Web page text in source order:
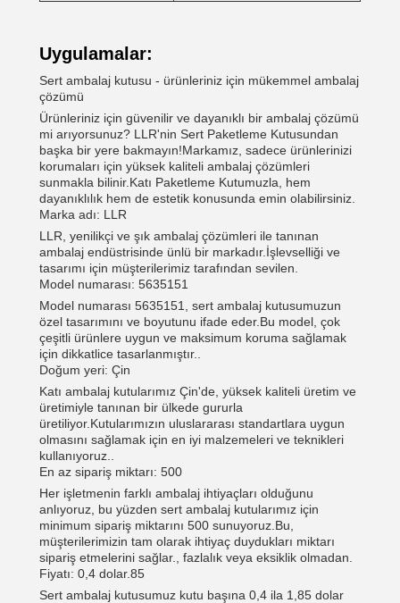
Uygulamalar:
Sert ambalaj kutusu - ürünleriniz için mükemmel ambalaj
çözümü
Ürünleriniz için güvenilir ve dayanıklı bir ambalaj çözümü
mi arıyorsunuz? LLR'nin Sert Paketleme Kutusundan
başka bir yere bakmayın!Markamız, sadece ürünlerinizi
korumaları için yüksek kaliteli ambalaj çözümleri
sunmakla bilinir.Katı Paketleme Kutumuzla, hem
dayanıklılık hem de estetik konusunda emin olabilirsiniz.
Marka adı: LLR
LLR, yenilikçi ve şık ambalaj çözümleri ile tanınan
ambalaj endüstrisinde ünlü bir markadır.İşlevselliği ve
tasarımı için müşterilerimiz tarafından sevilen.
Model numarası: 5635151
Model numarası 5635151, sert ambalaj kutusumuzun
özel tasarımını ve boyutunu ifade eder.Bu model, çok
çeşitli ürünlere uygun ve maksimum koruma sağlamak
için dikkatlice tasarlanmıştır..
Doğum yeri: Çin
Katı ambalaj kutularımız Çin'de, yüksek kaliteli üretim ve
üretimiyle tanınan bir ülkede gururla
üretiliyor.Kutularımızın uluslararası standartlara uygun
olmasını sağlamak için en iyi malzemeleri ve teknikleri
kullanıyoruz..
En az sipariş miktarı: 500
Her işletmenin farklı ambalaj ihtiyaçları olduğunu
anlıyoruz, bu yüzden sert ambalaj kutularımız için
minimum sipariş miktarını 500 sunuyoruz.Bu,
müşterilerimizin tam olarak ihtiyaç duydukları miktarı
sipariş etmelerini sağlar., fazlalık veya eksiklik olmadan.
Fiyatı: 0,4 dolar.85
Sert ambalaj kutusumuz kutu başına 0,4 ila 1,85 dolar